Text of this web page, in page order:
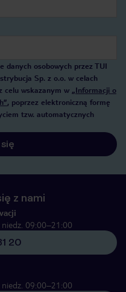
danych osobowych przez TUI
Sp. z o.o. w celach
celu wskazanym w „Informacji o
, poprzez elektroniczną formę
tzw. automatycznych
z nami
09:00–21:00
20
09:00–21:00